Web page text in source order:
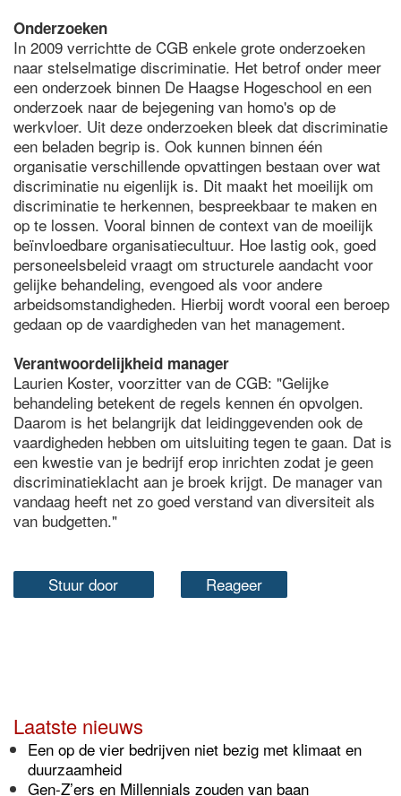
Onderzoeken
In 2009 verrichtte de CGB enkele grote onderzoeken
naar stelselmatige discriminatie. Het betrof onder meer
een onderzoek binnen De Haagse Hogeschool en een
onderzoek naar de bejegening van homo's op de
werkvloer. Uit deze onderzoeken bleek dat discriminatie
een beladen begrip is. Ook kunnen binnen één
organisatie verschillende opvattingen bestaan over wat
discriminatie nu eigenlijk is. Dit maakt het moeilijk om
discriminatie te herkennen, bespreekbaar te maken en
op te lossen. Vooral binnen de context van de moeilijk
beïnvloedbare organisatiecultuur. Hoe lastig ook, goed
personeelsbeleid vraagt om structurele aandacht voor
gelijke behandeling, evengoed als voor andere
arbeidsomstandigheden. Hierbij wordt vooral een beroep
gedaan op de vaardigheden van het management.
Verantwoordelijkheid manager
Laurien Koster, voorzitter van de CGB: "Gelijke
behandeling betekent de regels kennen én opvolgen.
Daarom is het belangrijk dat leidinggevenden ook de
vaardigheden hebben om uitsluiting tegen te gaan. Dat is
een kwestie van je bedrijf erop inrichten zodat je geen
discriminatieklacht aan je broek krijgt. De manager van
vandaag heeft net zo goed verstand van diversiteit als
van budgetten."
Stuur door Reageer
Laatste nieuws
Een op de vier bedrijven niet bezig met klimaat en
duurzaamheid
Gen-Z’ers en Millennials zouden van baan